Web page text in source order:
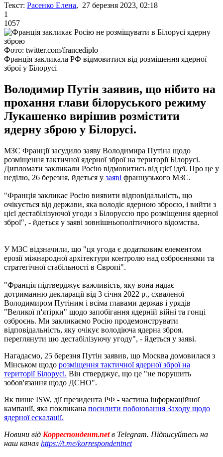
Текст: Расенко Елена, 27 березня 2023, 02:18
1
1057
Фото: twitter.com/francediplo
Франція закликала РФ відмовитися від розміщення ядерної
зброї у Білорусі
Володимир Путін заявив, що нібито на
прохання глави білоруського режиму
Лукашенко вирішив розмістити
ядерну зброю у Білорусі.
МЗС Франції засудило заяву Володимира Путіна щодо
розміщення тактичної ядерної зброї на території Білорусі.
Дипломати закликали Росію відмовитись від цієї ідеї. Про це у
неділю, 26 березня, йдеться у заяві французького МЗС.
"Франція закликає Росію виявити відповідальність, що
очікується від держави, яка володіє ядерною зброєю, і вийти з
цієї дестабілізуючої угоди з Білоруссю про розміщення ядерної
зброї", - йдеться у заяві зовнішньополітичного відомства.
У МЗС відзначили, що "ця угода є додатковим елементом
ерозії міжнародної архітектури контролю над озброєннями та
стратегічної стабільності в Європі".
"Франція підтверджує важливість, яку вона надає
дотриманню декларації від 3 січня 2022 р., схваленої
Володимиром Путіним і всіма главами держав і урядів
"Великої п'ятірки" щодо запобігання ядерній війні та гонці
озброєнь. Ми закликаємо Росію продемонструвати
відповідальність, яку очікує володіюча ядерна зброя.
переглянути цю дестабілізуючу угоду", - йдеться у заяві.
Нагадаємо, 25 березня Путін заявив, що Москва домовилася з
Мінськом щодо розміщення тактичної ядерної зброї на
території Білорусі. Він стверджує, що це "не порушить
зобов'язання щодо ДСНО".
Як пише ISW, дії президента РФ - частина інформаційної
кампанії, яка покликана посилити побоювання Заходу щодо
ядерної ескалації.
Новини від Корреспондент.netв Telegram. Підписуйтесь на
наш канал https://t.me/korrespondentnet